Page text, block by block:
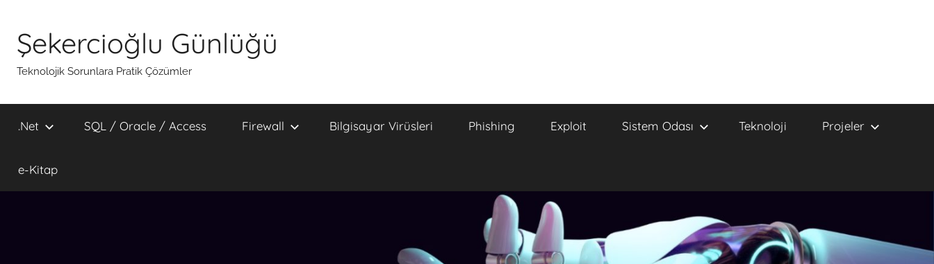
Şekercioğlu Günlüğü
Teknolojik Sorunlara Pratik Çözümler
.Net SQL / Oracle / Access Firewall Bilgisayar Virüsleri Phishing Exploit Sistem Odası Teknoloji Projeler
e-Kitap